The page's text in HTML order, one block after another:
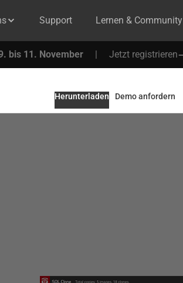
Support Lernen & Community
bis 11. November | Jetzt registrieren
Herunterladen Demo anfordern